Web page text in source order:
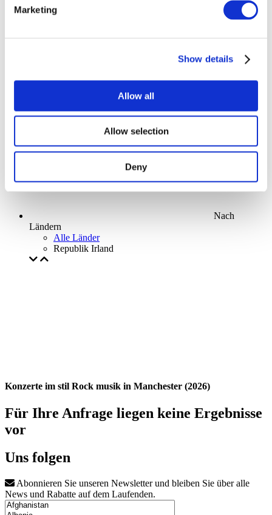
Marketing
Show details
Allow all
Allow selection
Deny
Ohne Subgenre
Anwenden
Nach
Ländern
Alle Länder
Republik Irland
Konzerte im stil Rock musik in Manchester (2026)
Für Ihre Anfrage liegen keine Ergebnisse
vor
Uns folgen
Abonnieren Sie unseren Newsletter und bleiben Sie über alle
News und Rabatte auf dem Laufenden.